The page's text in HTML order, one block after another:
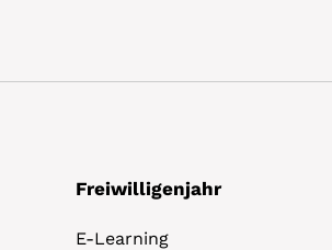
Freiwilligenjahr
E-Learning